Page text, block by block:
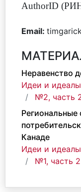
AuthorID
Email:
Неравенство
Идеи и
№2, часть
Региональные
Канаде
Идеи и
№1, часть 2